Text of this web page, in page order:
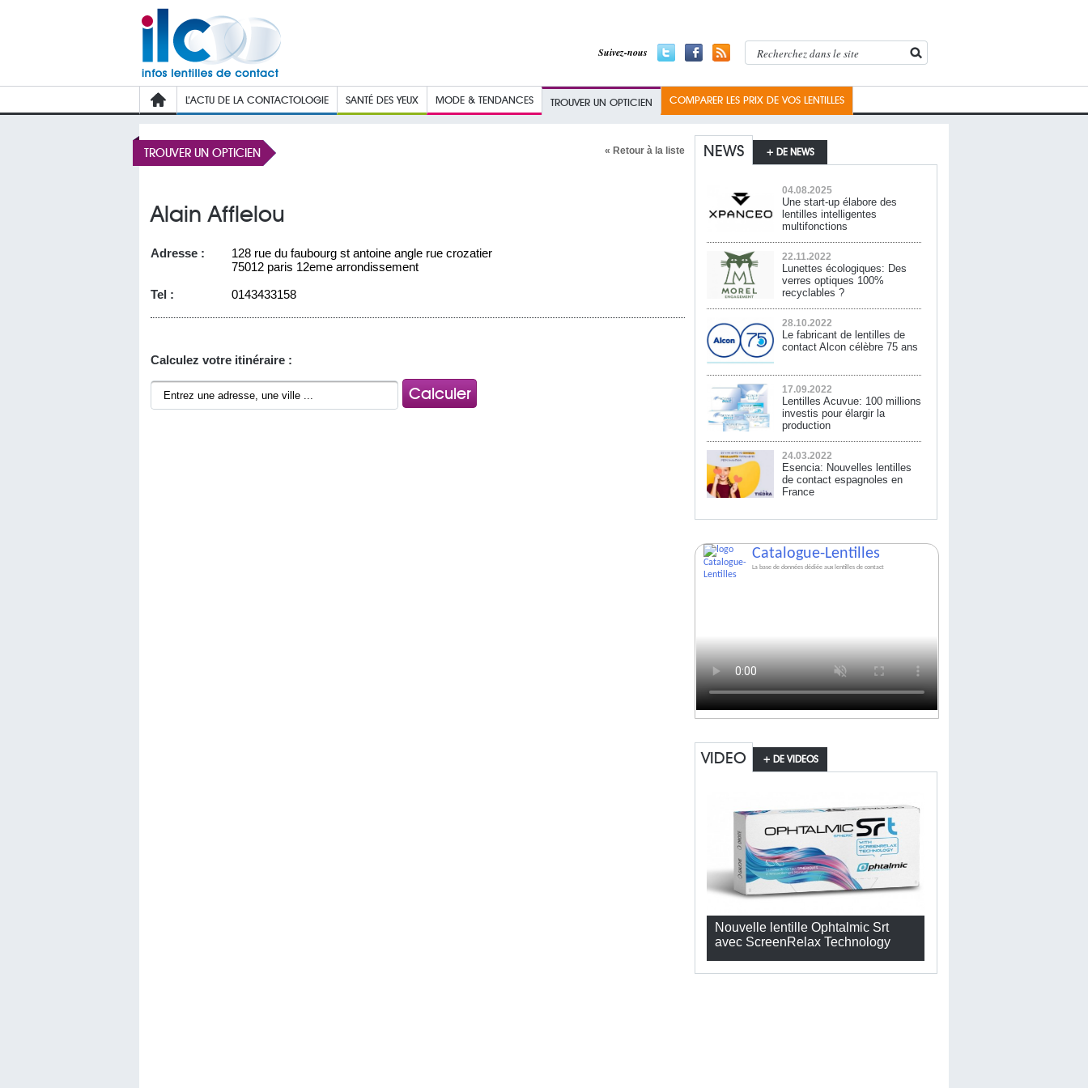
Suivez-nous
L’ACTU DE LA CONTACTOLOGIE SANTÉ DES YEUX MODE & TENDANCES TROUVER UN OPTICIEN COMPARER LES PRIX DE VOS LENTILLES
TROUVER UN OPTICIEN « Retour à la liste
Alain Afflelou
Adresse :
128 rue du faubourg st antoine angle rue crozatier
75012 paris 12eme arrondissement
Tel :
0143433158
Calculez votre itinéraire :
NEWS + DE NEWS
04.08.2025
Une start-up élabore des
lentilles intelligentes
multifonctions
22.11.2022
Lunettes écologiques: Des
verres optiques 100%
recyclables ?
28.10.2022
Le fabricant de lentilles de
contact Alcon célèbre 75 ans
17.09.2022
Lentilles Acuvue: 100 millions
investis pour élargir la
production
24.03.2022
Esencia: Nouvelles lentilles
de contact espagnoles en
France
Catalogue-Lentilles
La base de données dédiée aux lentilles de contact
VIDEO + DE VIDEOS
Nouvelle lentille Ophtalmic Srt
avec ScreenRelax Technology